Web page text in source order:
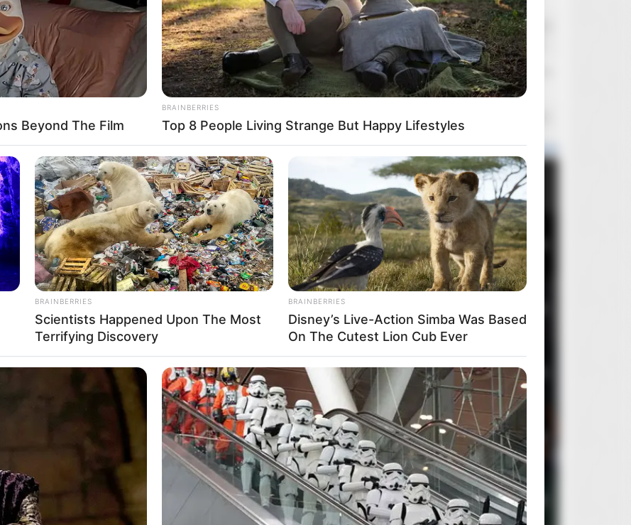
GOOGLE NEWS, BY BYĆ NA BIEŻĄCO!
Pedro Pascal Seriale
Star
The Mandalorian 3
lovelybones Wczoraj o 14:25
sebas Wczoraj o 14:14
Filmowcy, którzy odeszli
Pawlik89
Kupię,Poszukuję
Popularne wydania
Miesiąca Roku Ogółem
1 Brutalista
2 Mortal Kombat II
Oczy szeroko zamknięte
4 Rocky Horror Picture Show
5 Sanatorium pod klepsydrą
Beyond The Film
BRAINBERRIES
Top 8 People Living Strange But Happy Lifestyles
BRAINBERRIES
Scientists Happened Upon The Most
Terrifying Discovery
BRAINBERRIES
Disney’s Live-Action Simba Was Based
On The Cutest Lion Cub Ever